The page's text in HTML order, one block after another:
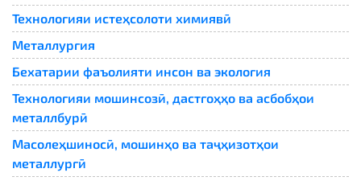
Технологияи истеҳсолоти химиявӣ
Металлургия
Бехатарии фаъолияти инсон ва экология
Технологияи мошинсозӣ, дастгоҳҳо ва асбобҳои
металлбурӣ
Масолеҳшиносӣ, мошинҳо ва таҷҳизотҳои
металлургӣ